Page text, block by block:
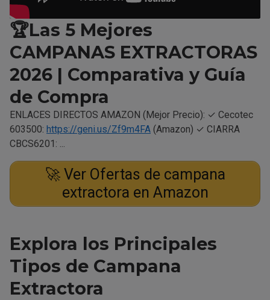
🏆Las 5 Mejores
CAMPANAS EXTRACTORAS
2026 | Comparativa y Guía
de Compra
ENLACES DIRECTOS AMAZON (Mejor Precio): ✓ Cecotec
603500: https://geni.us/Zf9m4FA (Amazon) ✓ CIARRA
CBCS6201: ...
🚀 Ver Ofertas de campana
extractora en Amazon
Explora los Principales
Tipos de Campana
Extractora